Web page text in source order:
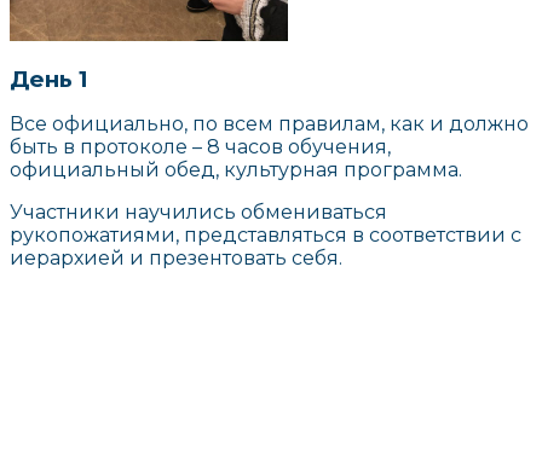
День 1
Все официально, по всем правилам, как и должно
быть в протоколе – 8 часов обучения,
официальный обед, культурная программа.
Участники научились обмениваться
рукопожатиями, представляться в соответствии с
иерархией и презентовать себя.